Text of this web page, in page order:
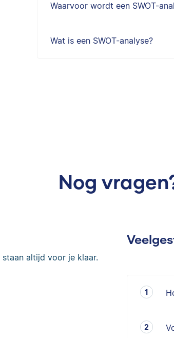
Waarvoor wordt een SWOT-
Wat is een SWOT-analyse?
Nog
staan altijd voor je klaar.